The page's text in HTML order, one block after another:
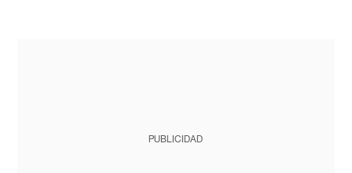
PUBLICIDAD